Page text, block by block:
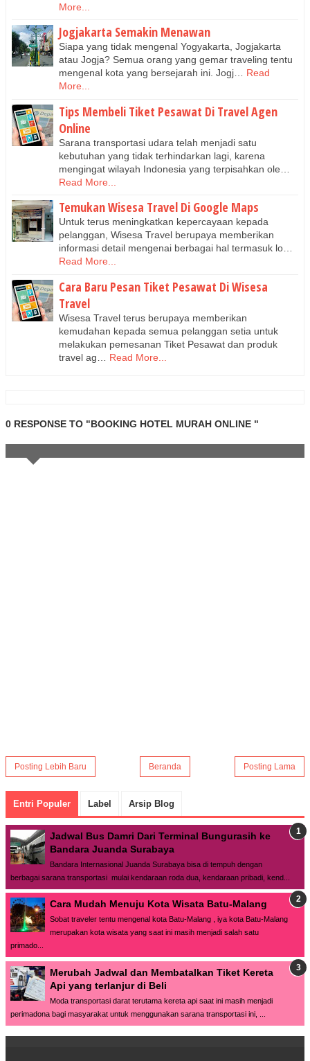
More...
Jogjakarta Semakin Menawan
Siapa yang tidak mengenal Yogyakarta, Jogjakarta
atau Jogja? Semua orang yang gemar traveling tentu
mengenal kota yang bersejarah ini. Jogj…
Read
More...
Tips Membeli Tiket Pesawat Di Travel Agen
Online
Sarana transportasi udara telah menjadi satu
kebutuhan yang tidak terhindarkan lagi, karena
mengingat wilayah Indonesia yang terpisahkan ole…
Read More...
Temukan Wisesa Travel Di Google Maps
Untuk terus meningkatkan kepercayaan kepada
pelanggan, Wisesa Travel berupaya memberikan
informasi detail mengenai berbagai hal termasuk lo…
Read More...
Cara Baru Pesan Tiket Pesawat Di Wisesa
Travel
Wisesa Travel terus berupaya memberikan
kemudahan kepada semua pelanggan setia untuk
melakukan pemesanan Tiket Pesawat dan produk
travel ag…
Read More...
0 RESPONSE TO "BOOKING HOTEL MURAH ONLINE "
Posting Lebih Baru Posting Lama
Beranda
Entri Populer Label Arsip Blog
Jadwal Bus Damri Dari Terminal Bungurasih ke
Bandara Juanda Surabaya
Bandara Internasional Juanda Surabaya bisa di tempuh dengan
berbagai sarana transportasi mulai kendaraan roda dua, kendaraan pribadi, kend...
Cara Mudah Menuju Kota Wisata Batu-Malang
Sobat traveler tentu mengenal kota Batu-Malang , iya kota Batu-Malang
merupakan kota wisata yang saat ini masih menjadi salah satu
primado...
Merubah Jadwal dan Membatalkan Tiket Kereta
Api yang terlanjur di Beli
Moda transportasi darat terutama kereta api saat ini masih menjadi
perimadona bagi masyarakat untuk menggunakan sarana transportasi ini, ...